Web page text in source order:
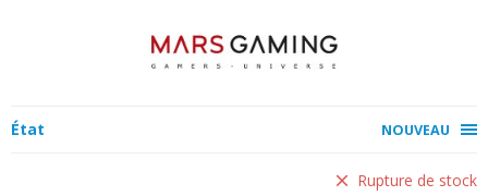
État NOUVEAU
Rupture de stock